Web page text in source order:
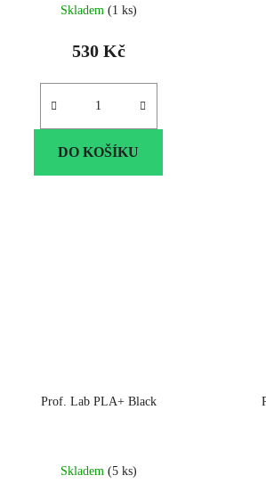
Skladem (1 ks)
530 Kč
DO KOŠÍKU
Prof. Lab PLA+ Black
Skladem (5 ks)